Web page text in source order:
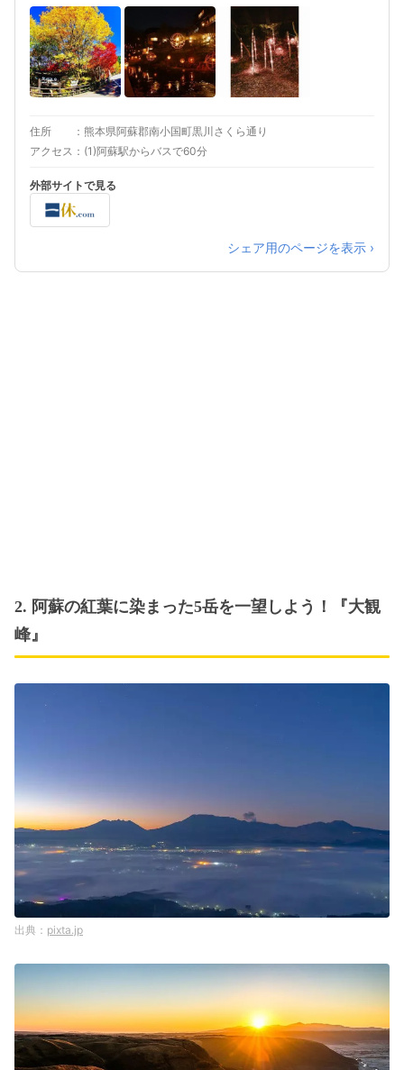
住所
熊本県阿蘇郡南小国町黒川さくら通り
アクセス
(1)阿蘇駅からバスで60分
外部サイトで見る
シェア用のページを表示 ›
2. 阿蘇の紅葉に染まった5岳を一望しよう！『大観
峰』
pixta.jp